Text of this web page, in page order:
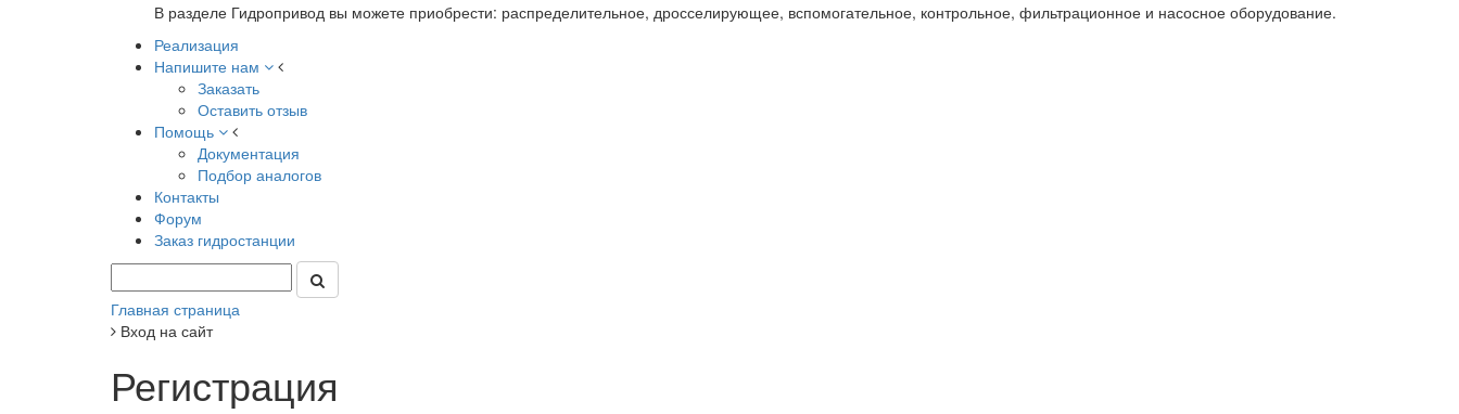
В разделе Гидропривод вы можете приобрести: распределительное, дросселирующее, вспомогательное, контрольное, фильтрационное и насосное оборудование.
Реализация
Напишите нам
Заказать
Оставить отзыв
Помощь
Документация
Подбор аналогов
Контакты
Форум
Заказ гидростанции
Главная страница
Вход на сайт
Регистрация